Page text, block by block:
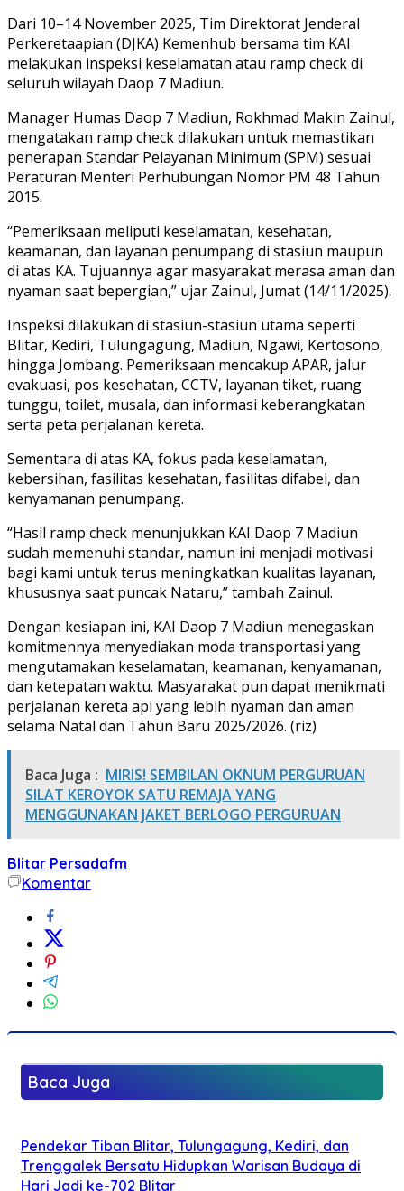
Dari 10–14 November 2025, Tim Direktorat Jenderal
Perkeretaapian (DJKA) Kemenhub bersama tim KAI
melakukan inspeksi keselamatan atau ramp check di
seluruh wilayah Daop 7 Madiun.
Manager Humas Daop 7 Madiun, Rokhmad Makin Zainul,
mengatakan ramp check dilakukan untuk memastikan
penerapan Standar Pelayanan Minimum (SPM) sesuai
Peraturan Menteri Perhubungan Nomor PM 48 Tahun
2015.
“Pemeriksaan meliputi keselamatan, kesehatan,
keamanan, dan layanan penumpang di stasiun maupun
di atas KA. Tujuannya agar masyarakat merasa aman dan
nyaman saat bepergian,” ujar Zainul, Jumat (14/11/2025).
Inspeksi dilakukan di stasiun-stasiun utama seperti
Blitar, Kediri, Tulungagung, Madiun, Ngawi, Kertosono,
hingga Jombang. Pemeriksaan mencakup APAR, jalur
evakuasi, pos kesehatan, CCTV, layanan tiket, ruang
tunggu, toilet, musala, dan informasi keberangkatan
serta peta perjalanan kereta.
Sementara di atas KA, fokus pada keselamatan,
kebersihan, fasilitas kesehatan, fasilitas difabel, dan
kenyamanan penumpang.
“Hasil ramp check menunjukkan KAI Daop 7 Madiun
sudah memenuhi standar, namun ini menjadi motivasi
bagi kami untuk terus meningkatkan kualitas layanan,
khususnya saat puncak Nataru,” tambah Zainul.
Dengan kesiapan ini, KAI Daop 7 Madiun menegaskan
komitmennya menyediakan moda transportasi yang
mengutamakan keselamatan, keamanan, kenyamanan,
dan ketepatan waktu. Masyarakat pun dapat menikmati
perjalanan kereta api yang lebih nyaman dan aman
selama Natal dan Tahun Baru 2025/2026. (riz)
Baca Juga : MIRIS! SEMBILAN OKNUM PERGURUAN
SILAT KEROYOK SATU REMAJA YANG
MENGGUNAKAN JAKET BERLOGO PERGURUAN
Blitar Persadafm
Komentar
Baca Juga
Pendekar Tiban Blitar, Tulungagung, Kediri, dan
Trenggalek Bersatu Hidupkan Warisan Budaya di
Hari Jadi ke-702 Blitar